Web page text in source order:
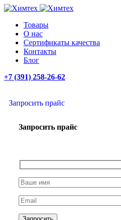
Товары
О нас
Сертификаты качества
Контакты
Блог
+7 (391) 258-26-62
Запросить прайс
Запросить прайс